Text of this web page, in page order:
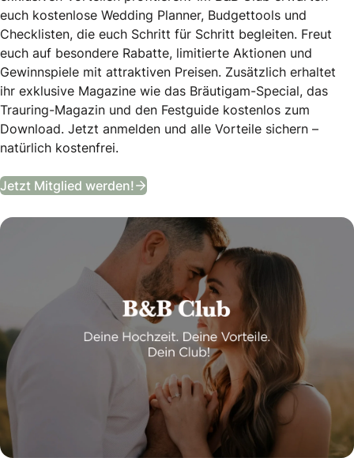
euch kostenlose Wedding Planner, Budgettools und
Checklisten, die euch Schritt für Schritt begleiten. Freut
euch auf besondere Rabatte, limitierte Aktionen und
Gewinnspiele mit attraktiven Preisen. Zusätzlich erhaltet
ihr exklusive Magazine wie das Bräutigam-Special, das
Trauring-Magazin und den Festguide kostenlos zum
Download. Jetzt anmelden und alle Vorteile sichern –
natürlich kostenfrei.
Jetzt Mitglied werden! B&B Club